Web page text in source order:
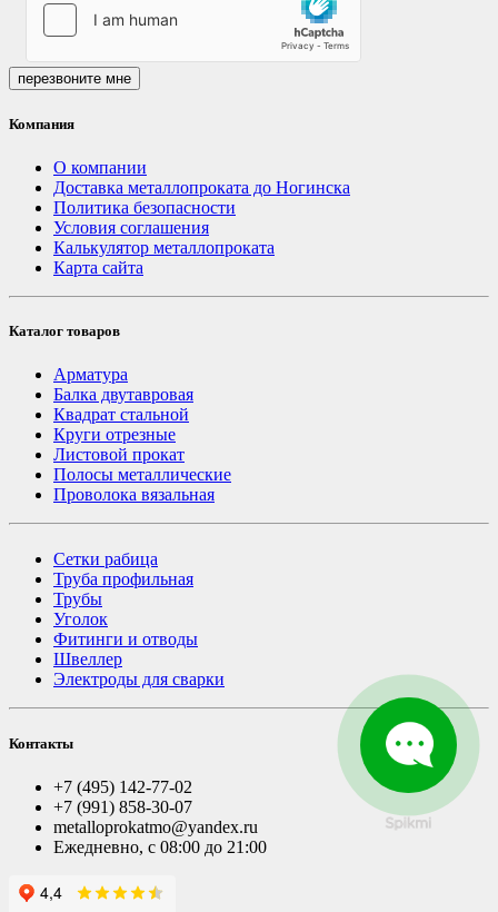
перезвоните мне
Компания
О компании
Доставка металлопроката до Ногинска
Политика безопасности
Условия соглашения
Калькулятор металлопроката
Карта сайта
Каталог товаров
Арматура
Балка двутавровая
Квадрат стальной
Круги отрезные
Листовой прокат
Полосы металлические
Проволока вязальная
Сетки рабица
Труба профильная
Трубы
Уголок
Фитинги и отводы
Швеллер
Электроды для сварки
Контакты
+7 (495) 142-77-02
+7 (991) 858-30-07
metalloprokatmo@yandex.ru
Ежедневно, с 08:00 до 21:00